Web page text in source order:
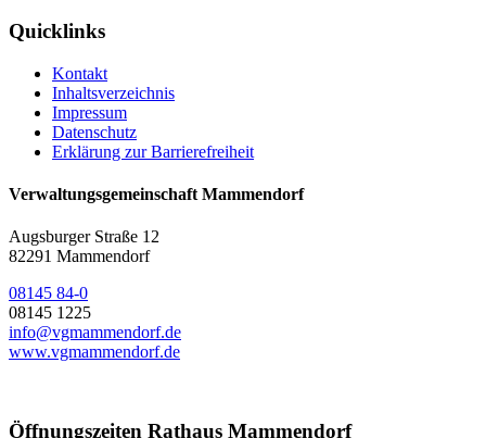
Quicklinks
Kontakt
Inhaltsverzeichnis
Impressum
Datenschutz
Erklärung zur Barrierefreiheit
Verwaltungsgemeinschaft Mammendorf
Augsburger Straße 12
82291 Mammendorf
08145 84-0
08145 1225
info@vgmammendorf.de
www.vgmammendorf.de
Öffnungszeiten Rathaus Mammendorf